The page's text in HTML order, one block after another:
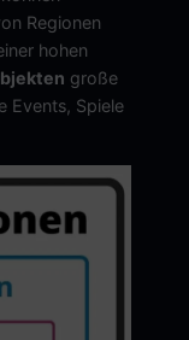
Regionen
hohen
große
Events, Spiele